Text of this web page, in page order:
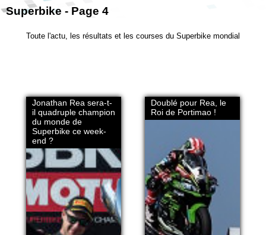
Superbike - Page 4
Toute l'actu, les résultats et les courses du Superbike mondial
Jonathan Rea sera-t-
il quadruple champion
du monde de
Superbike ce week-
end ?
Doublé pour Rea, le
Roi de Portimao !